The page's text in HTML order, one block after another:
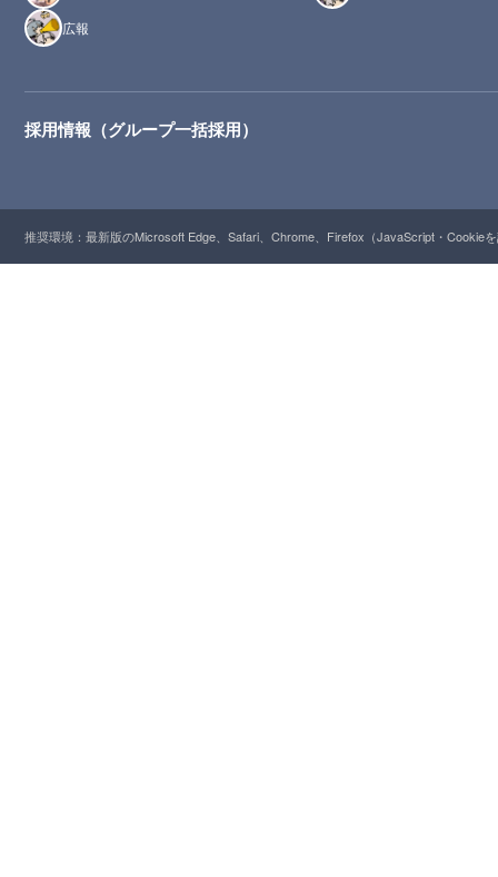
広報
採用情報（グループ一括採用）
推奨環境：最新版のMicrosoft Edge、Safari、Chrome、Firefox（JavaScript・Cookie